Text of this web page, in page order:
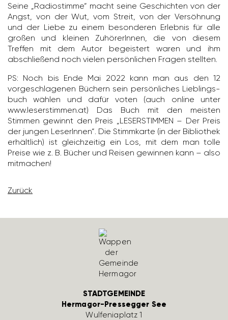
Seine „Radio­stimme“ macht seine Geschichten von der
Angst, von der Wut, vom Streit, von der Versöh­nung
und der Liebe zu einem beson­deren Erlebnis für alle
großen und kleinen Zuhö­re­rInnen, die von diesem
Treffen mit dem Autor begeis­tert waren und ihm
abschlie­ßend noch vielen persön­li­chen Fragen stellten.
PS: Noch bis Ende Mai 2022 kann man aus den 12
vorge­schla­genen Büchern sein persön­li­ches Lieb­lings­
buch wählen und dafür voten (auch online unter
www.leser­stimmen.at) Das Buch mit den meisten
Stimmen gewinnt den Preis „LESER­STIMMEN – Der Preis
der jungen Lese­rInnen“. Die Stimm­karte (in der Biblio­thek
erhält­lich) ist gleich­zeitig ein Los, mit dem man tolle
Preise wie z. B. Bücher und Reisen gewinnen kann – also
mitma­chen!
Zurück
STADTGEMEINDE
Hermagor-Pressegger See
Wulfe­nia­platz 1